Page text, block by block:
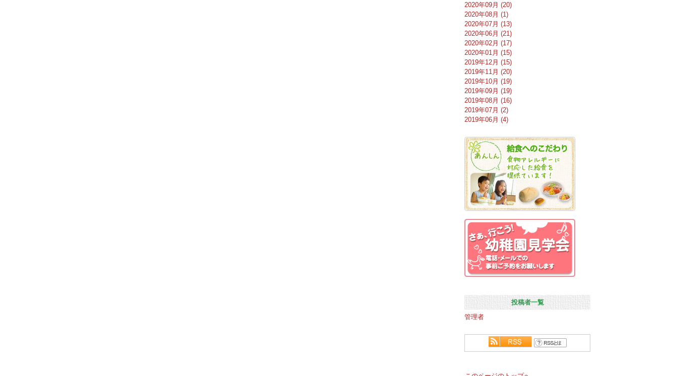
2020年09月 (20)
2020年08月 (1)
2020年07月 (13)
2020年06月 (21)
2020年02月 (17)
2020年01月 (15)
2019年12月 (15)
2019年11月 (20)
2019年10月 (19)
2019年09月 (19)
2019年08月 (16)
2019年07月 (2)
2019年06月 (4)
投稿者一覧
管理者